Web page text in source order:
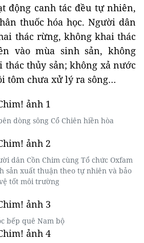
động canh tác đều tự nhiên,
thuốc hóa học. Người dân
thác rừng, không khai thác
vào mùa sinh sản, không
thác thủy sản; không xả nước
tôm chưa xử lý ra sông…
dòng sông Cổ Chiên hiền hòa
dân Cồn Chim cùng Tổ chức Oxfam
sản xuất thuận theo tự nhiên và bảo
tốt môi trường
bếp quê Nam bộ